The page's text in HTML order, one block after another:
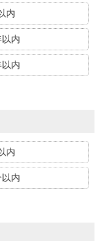
内
以内
以内
内
以内